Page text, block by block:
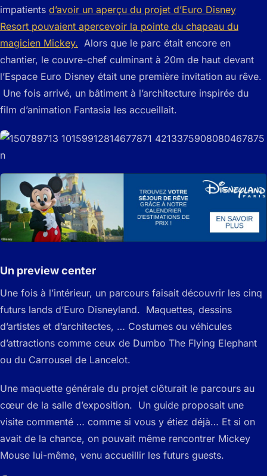
impatients d’avoir un aperçu du projet d’Euro Disney
Resort pouvaient apercevoir la pointe du chapeau du
magicien Mickey. Alors que le parc était encore en
chantier, le couvre-chef culminant à 20m de haut devant
l’Espace Euro Disney était une première invitation au rêve.
Une fois arrivé, un bâtiment à l’architecture inspirée du
film d’animation Fantasia les accueillait.
Un preview center
Une fois à l’intérieur, un parcours faisait découvrir les cinq
futurs lands d’Euro Disneyland. Maquettes, dessins
d’artistes et d’architectes, … Costumes ou véhicules
d’attractions comme ceux de Dumbo The Flying Elephant
ou du Carrousel de Lancelot.
Une maquette générale du projet clôturait le parcours au
cœur de la salle d’exposition. Un guide proposait une
visite commenté … comme si vous y étiez déjà… Et si on
avait de la chance, on pouvait même rencontrer Mickey
Mouse lui-même, venu accueillir les futurs guests.